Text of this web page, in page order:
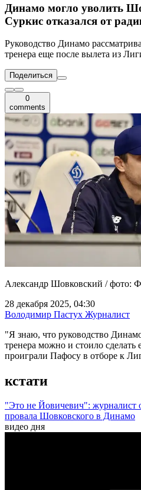
Динамо могло уволить
Суркис отказался от
Руководство Динамо
тренера еще после вылета из
Поделиться
0
comments
Александр Шовковский / фото:
28 декабря 2025, 04:30
Володимир Пастух Журналист
"Я знаю, что руководство
тренера можно и стоило сделать
проиграли Пафосу в отборе к
кстати
"Это не Йовичевич": журналист
провала Шовковского в Динамо
видео дня